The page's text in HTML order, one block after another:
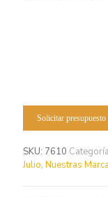
Solicitar presupuesto
SKU: 7610
Julio, Nuestras